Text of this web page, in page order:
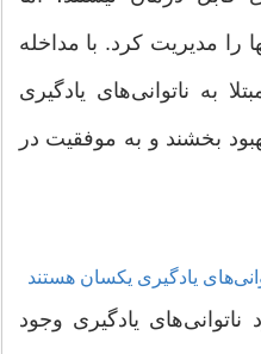
را مدیریت کرد. با مداخله
به ناتوانی‌های یادگیری
بخشند و به موفقیت در
یادگیری وجود